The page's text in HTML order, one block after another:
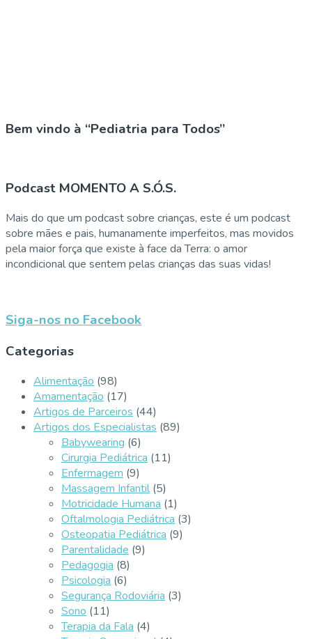
Bem vindo à “Pediatria para Todos”
Podcast MOMENTO A S.Ó.S.
Mais do que um podcast sobre crianças, este é um podcast
sobre mães e pais, humanamente imperfeitos, mas movidos
pela maior força que existe à face da Terra: o amor
incondicional que sentem pelas crianças das suas vidas!
Siga-nos no Facebook
Categorias
Alimentação (98)
Amamentação (17)
Artigos de Parceiros (44)
Artigos dos Especialistas (89)
Babywearing (6)
Cirurgia Pediátrica (11)
Enfermagem (9)
Massagem Infantil (5)
Motricidade Humana (1)
Oftalmologia Pediátrica (3)
Osteopatia Pediátrica (9)
Parentalidade (9)
Pedagogia (8)
Psicologia (6)
Segurança Rodoviária (3)
Sono (11)
Terapia da Fala (4)